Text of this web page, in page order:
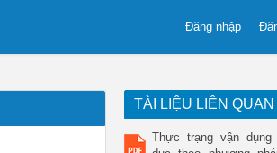
Đăng nhập
TÀI LIỆU LIÊN QUAN
Thực trạng vận dụng